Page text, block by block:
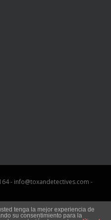
- info@toxandetectives.com -
tenga la mejor experiencia de
su consentimiento para la